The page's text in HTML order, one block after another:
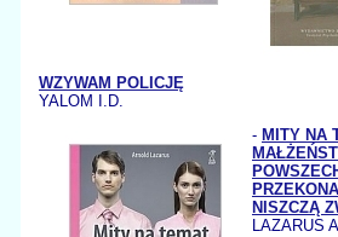
WZYWAM POLICJĘ
YALOM I.D.
- MITY NA
NISZCZĄ
LAZARUS